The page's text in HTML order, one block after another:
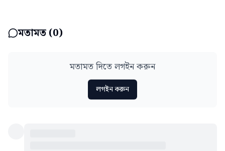
মতামত (0)
মতামত দিতে লগইন করুন
লগইন করুন